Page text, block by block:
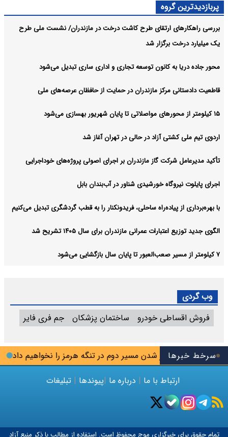
سرخط خبرها
اجازه باز شدن مسیر دوم در تنگه هرمز را نخواهیم داد
پربازدیدترین گروه
بررسی راهکارهای ارتقای طرح کاشت درخت در مازندران/ نشست ملی طرح
یک میلیارد درخت برگزار شد
محور جاده دریا به کانون توسعه تجاری و اداری ساری تبدیل می‌شود
قاطعیت دادستانی مرکز مازندران در حمایت از حافظان عرصه‌های ملی
۱۵ کیلومتر از محورهای مواصلاتی تا پایان شهریور بهسازی می‌شود
اردوی تیم ملی کشتی آزاد در حالی در تهران آغاز شد
تأکید مدیرعامل شرکت گاز مازندران بر اجرای اصولی پروژه‌های خوداجرایی
اجرای پایلوت نیروگاه خورشیدی شناور در آب‌بندان بابل
با بهره‌برداری از پیاده‌راه ساحلی، فریدونکنار را به قطب گردشگری تبدیل می‌کنیم
الگوی جدید توزیع اعتبارات عمرانی مازندران برای سال ۱۴۰۵ تشریح شد
۷ کیلومتر از مسیر صعب‌العبور تا پایان سال بازگشایی می‌شود
وب گردی
فروش اقساطی خودرو
ساختمان پزشکان جم فری فایر
ارتباط با ما | درباره ما |پیوندها | تبلیغات